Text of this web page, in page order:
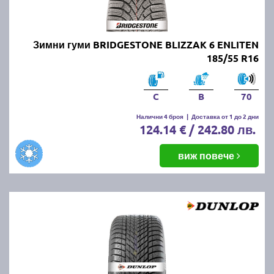
Зимни гуми BRIDGESTONE BLIZZAK 6 ENLITEN
185/55 R16
C B 70
Налични 4 броя | Доставка от 1 до 2 дни
124.14 € / 242.80 лв.
виж повече